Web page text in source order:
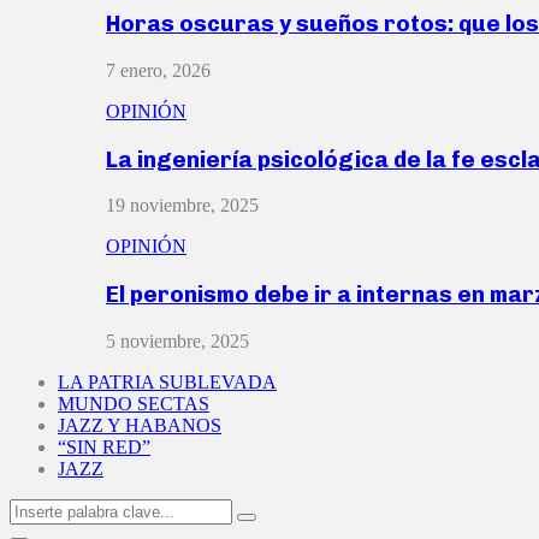
Horas oscuras y sueños rotos: que
7 enero, 2026
OPINIÓN
La ingeniería psicológica de la fe
19 noviembre, 2025
OPINIÓN
El peronismo debe ir a internas en
5 noviembre, 2025
LA PATRIA SUBLEVADA
MUNDO SECTAS
JAZZ Y HABANOS
“SIN RED”
JAZZ
Search
for:
Search